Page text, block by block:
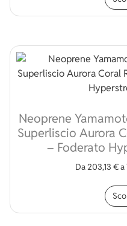
Neoprene
Superliscio Aurora
– Foderato
Da203,13 €a